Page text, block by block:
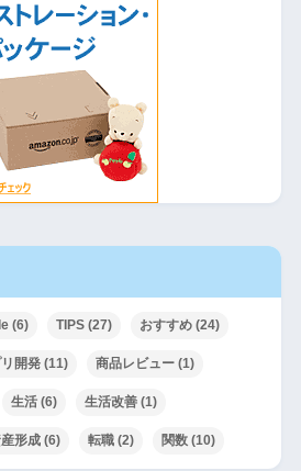
(6) TIPS(27) おすすめ(24)
開発(11) 商品レビュー(1)
生活(6) 生活改善(1)
形成(6) 転職(2) 関数(10)